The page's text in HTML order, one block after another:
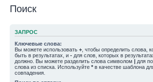
Поиск
ЗАПРОС
Ключевые слова:
Вы можете использовать + , чтобы определить слова,
быть в результатах, и - для слов, которых в
должно. Вы можете разделить слова символом | для
слова из списка. Используйте * в качестве шаблона
совпадения.